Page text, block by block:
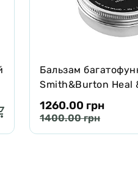
Бальзам
Smith&Burton Heal
собак і котів
65 г
1260.00 грн
1400.00 грн